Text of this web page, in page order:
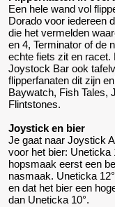
Een hele wand vol
Dorado voor iedereen
die het vermelden
en 4, Terminator of de
echte fiets zit en racet.
Joystock Bar ook
flipperfanaten dit zijn
Baywatch, Fish Tales,
Flintstones.
Joystick en bier
Je gaat naar Joystick
voor het bier: Uneticka
hopsmaak eerst een
nasmaak. Uneticka
en dat het bier een
dan Uneticka 10°.